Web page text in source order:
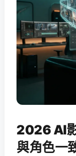
2026 AI
與角色一